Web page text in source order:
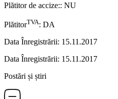
Plătitor de accize:: NU
PlătitorTVA: DA
Data Înregistrării: 15.11.2017
Data Înregistrării: 15.11.2017
Postări și știri